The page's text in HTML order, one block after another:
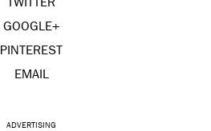
TWITTER
GOOGLE+
PINTEREST
EMAIL
ADVERTISING